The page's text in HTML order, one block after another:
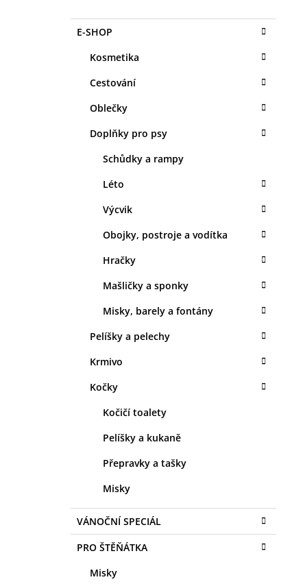
kategorie
KE-SHOP
Kosmetika
Cestování
Oblečky
Doplňky pro psy
Schůdky a rampy
Léto
Výcvik
Obojky, postroje a vodítka
Hračky
Mašličky a sponky
Misky, barely a fontány
Pelíšky a pelechy
Krmivo
Kočky
Kočičí toalety
Pelíšky a kukaně
Přepravky a tašky
Misky
VÁNOČNÍ SPECIÁL
PRO ŠTĚŇÁTKA
Misky
35 Kč